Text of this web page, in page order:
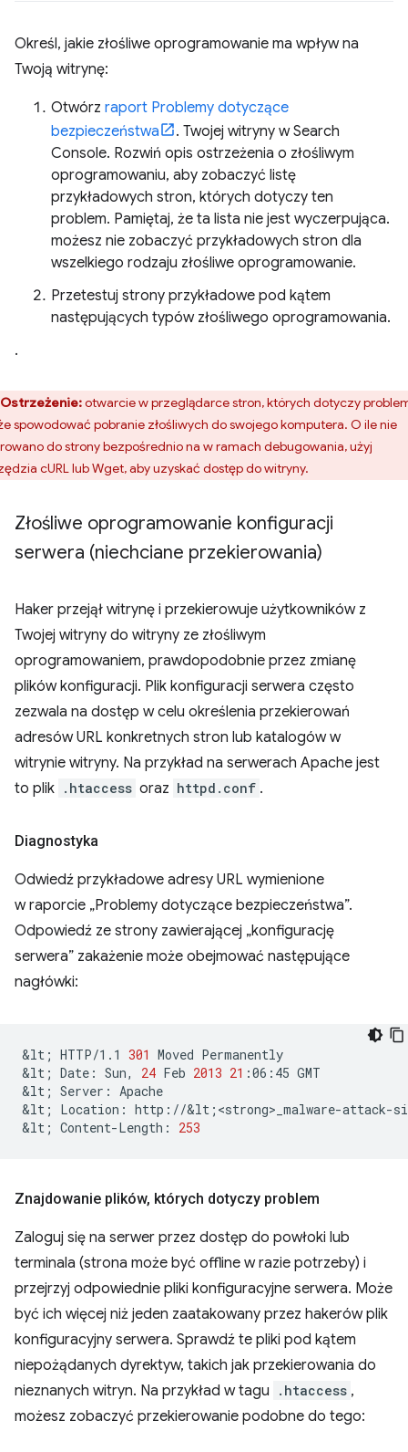
Określ, jakie złośliwe oprogramowanie ma wpływ na
Twoją witrynę:
Otwórz raport Problemy dotyczące
bezpieczeństwa
. Twojej witryny w Search
Console. Rozwiń opis ostrzeżenia o złośliwym
oprogramowaniu, aby zobaczyć listę
przykładowych stron, których dotyczy ten
problem. Pamiętaj, że ta lista nie jest wyczerpująca.
możesz nie zobaczyć przykładowych stron dla
wszelkiego rodzaju złośliwe oprogramowanie.
Przetestuj strony przykładowe pod kątem
następujących typów złośliwego oprogramowania.
.
Ostrzeżenie:otwarcie w przeglądarce stron, których dotyczy
spowodować pobranie złośliwych do swojego komputera. O ile nie
do strony bezpośrednio na w ramach debugowania, użyj
cURL lub Wget, aby uzyskać dostęp do witryny.
Złośliwe oprogramowanie konfiguracji
serwera (niechciane przekierowania)
Haker przejął witrynę i przekierowuje użytkowników z
Twojej witryny do witryny ze złośliwym
oprogramowaniem, prawdopodobnie przez zmianę
plików konfiguracji. Plik konfiguracji serwera często
zezwala na dostęp w celu określenia przekierowań
adresów URL konkretnych stron lub katalogów w
witrynie witryny. Na przykład na serwerach Apache jest
to plik .htaccess oraz httpd.conf .
Diagnostyka
Odwiedź przykładowe adresy URL wymienione
w raporcie „Problemy dotyczące bezpieczeństwa”.
Odpowiedź ze strony zawierającej „konfigurację
serwera” zakażenie może obejmować następujące
nagłówki:
&lt ; HTTP/1.1 301 Moved Permanently
&lt ; Date: Sun, 24 Feb 2013 21 :06:45 GMT
&lt ; Server: Apache
&lt ; Location: http://&lt ; <strong>_malware-attack-
&lt ; Content-Length: 253
Znajdowanie plików, których dotyczy problem
Zaloguj się na serwer przez dostęp do powłoki lub
terminala (strona może być offline w razie potrzeby) i
przejrzyj odpowiednie pliki konfiguracyjne serwera. Może
być ich więcej niż jeden zaatakowany przez hakerów plik
konfiguracyjny serwera. Sprawdź te pliki pod kątem
niepożądanych dyrektyw, takich jak przekierowania do
nieznanych witryn. Na przykład w tagu
.htaccess ,
możesz zobaczyć przekierowanie podobne do tego: